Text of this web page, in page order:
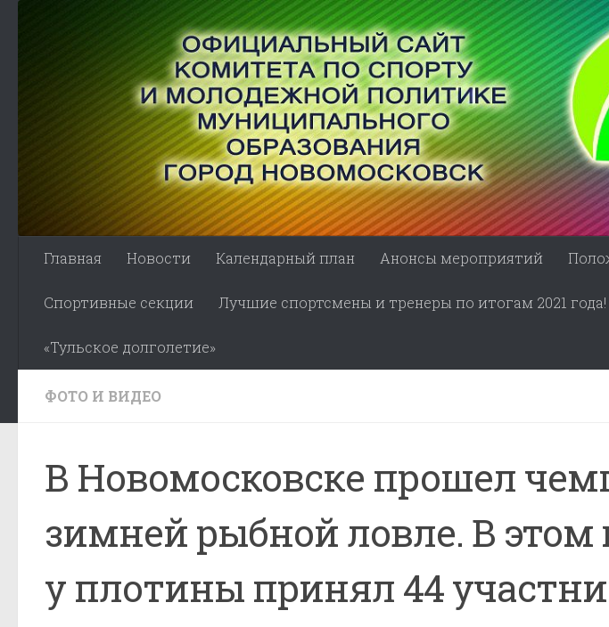
Главная Новости Календарный план Анонсы мероприятий
Спортивные секции Лучшие спортсмены и тренеры по итогам 2021 года!
«Тульское долголетие»
ФОТО И ВИДЕО
В Новомосковске прошел
зимней рыбной ловле. В этом
у плотины принял 44